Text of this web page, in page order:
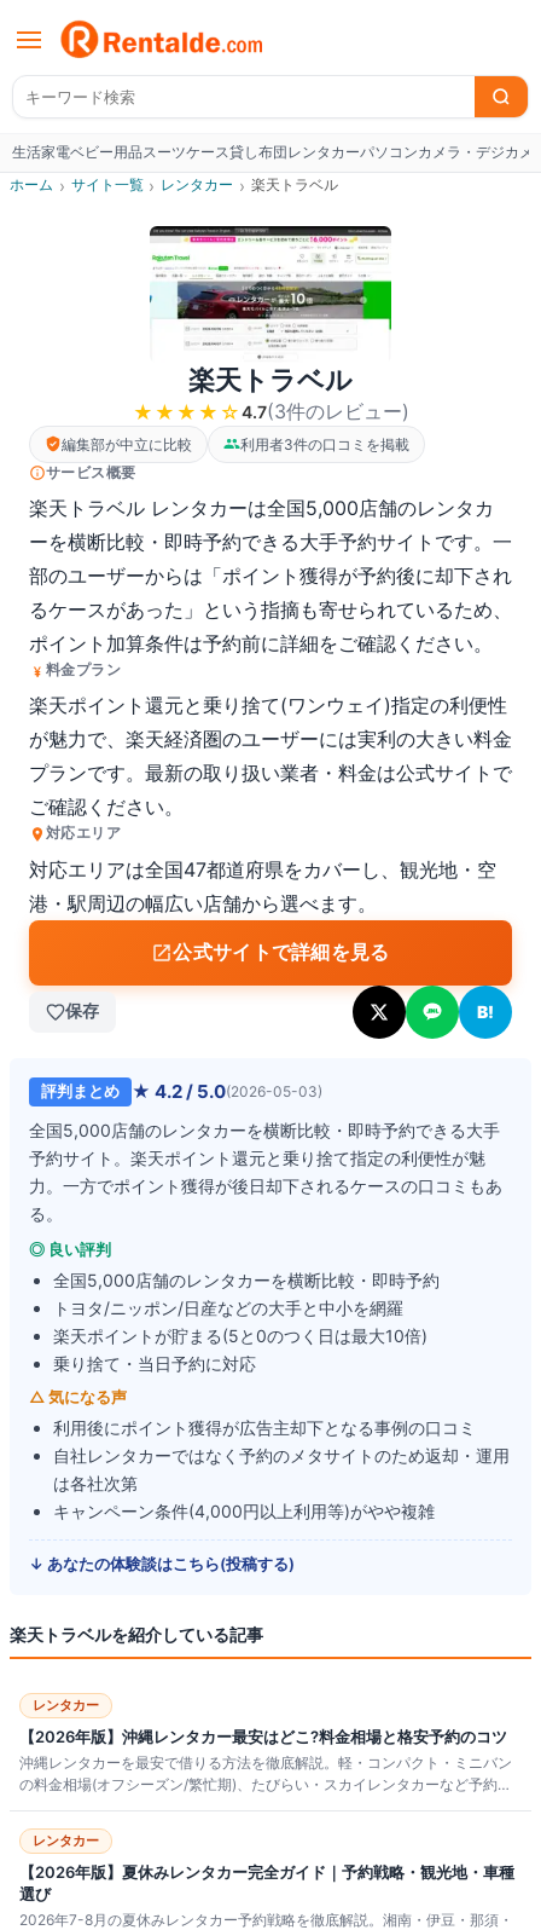
生活家電ベビー用品スーツケース貸し布団レンタカーパソコンカメラ・デジカメ
ホーム › サイト一覧 › レンタカー › 楽天トラベル
楽天トラベル
★★★★ ☆4.7(3件のレビュー)
編集部が中立に比較
利用者3件の口コミを掲載
サービス概要
楽天トラベル レンタカーは全国5,000店舗のレンタカ
ーを横断比較・即時予約できる大手予約サイトです。一
部のユーザーからは「ポイント獲得が予約後に却下され
るケースがあった」という指摘も寄せられているため、
ポイント加算条件は予約前に詳細をご確認ください。
料金プラン
楽天ポイント還元と乗り捨て(ワンウェイ)指定の利便性
が魅力で、楽天経済圏のユーザーには実利の大きい料金
プランです。最新の取り扱い業者・料金は公式サイトで
ご確認ください。
対応エリア
対応エリアは全国47都道府県をカバーし、観光地・空
港・駅周辺の幅広い店舗から選べます。
公式サイトで詳細を見る
保存 B!
評判まとめ ★ 4.2/ 5.0(2026-05-03)
全国5,000店舗のレンタカーを横断比較・即時予約できる大手
予約サイト。楽天ポイント還元と乗り捨て指定の利便性が魅
力。一方でポイント獲得が後日却下されるケースの口コミもあ
る。
◎ 良い評判
全国5,000店舗のレンタカーを横断比較・即時予約
トヨタ/ニッポン/日産などの大手と中小を網羅
楽天ポイントが貯まる(5と0のつく日は最大10倍)
乗り捨て・当日予約に対応
△ 気になる声
利用後にポイント獲得が広告主却下となる事例の口コミ
自社レンタカーではなく予約のメタサイトのため返却・運用
は各社次第
キャンペーン条件(4,000円以上利用等)がやや複雑
↓ あなたの体験談はこちら(投稿する)
楽天トラベルを紹介している記事
レンタカー
【2026年版】沖縄レンタカー最安はどこ?料金相場と格安予約のコツ
沖縄レンタカーを最安で借りる方法を徹底解説。軽・コンパクト・ミニバン
の料金相場(オフシーズン/繁忙期)、たびらい・スカイレンタカーなど予約サ
リストまで2026年版でまとめました。
レンタカー
【2026年版】夏休みレンタカー完全ガイド｜予約戦略・観光地・車種
選び
2026年7-8月の夏休みレンタカー予約戦略を徹底解説。湘南・伊豆・那須・